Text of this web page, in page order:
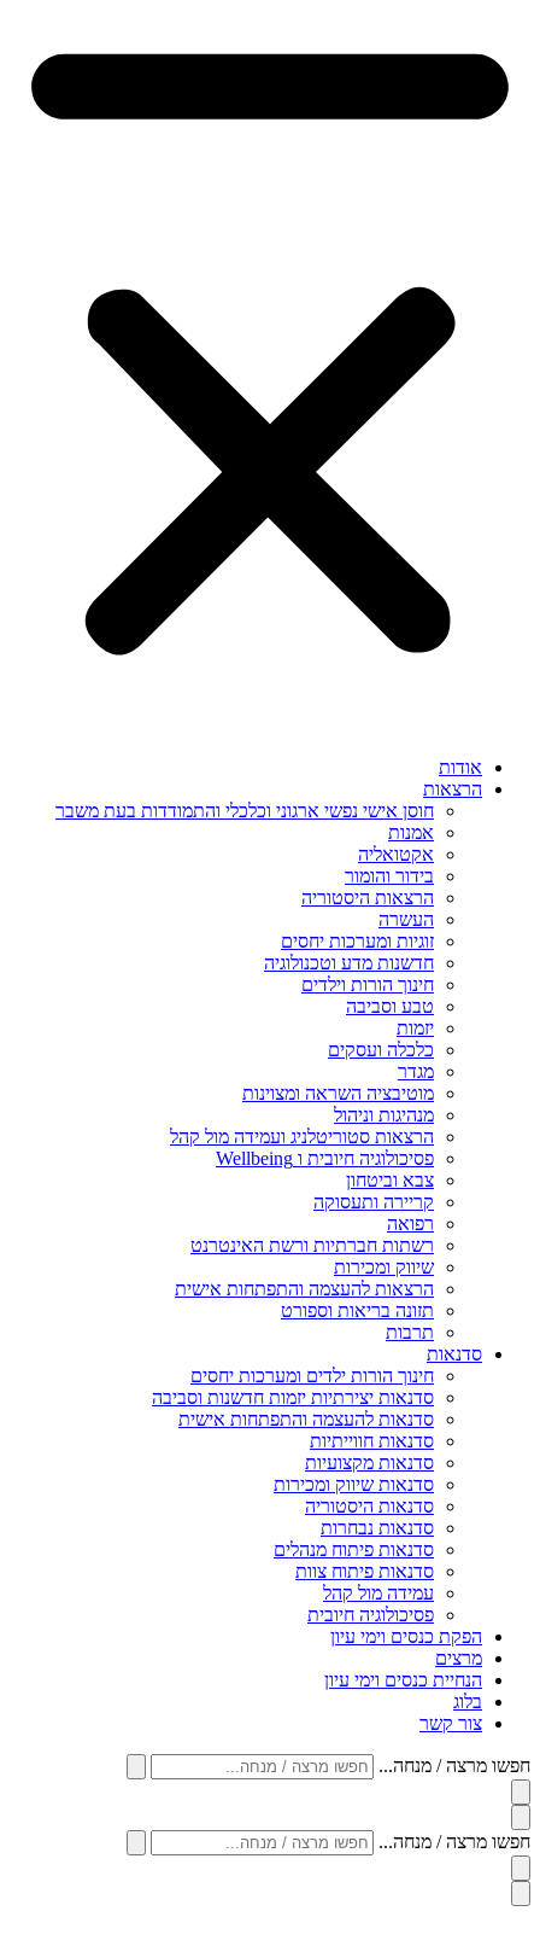
אודות
הרצאות
חוסן אישי נפשי ארגוני וכלכלי והתמודדות בעת משבר
אמנות
אקטואליה
בידור והומור
הרצאות היסטוריה
העשרה
זוגיות ומערכות יחסים
חדשנות מדע וטכנולוגיה
חינוך הורות וילדים
טבע וסביבה
יזמות
כלכלה ועסקים
מגדר
מוטיבציה השראה ומצוינות
מנהיגות וניהול
הרצאות סטוריטלניג ועמידה מול קהל
פסיכולוגיה חיובית ו Wellbeing
צבא וביטחון
קריירה ותעסוקה
רפואה
רשתות חברתיות ורשת האינטרנט
שיווק ומכירות
הרצאות להעצמה והתפתחות אישית
תזונה בריאות וספורט
תרבות
סדנאות
חינוך הורות ילדים ומערכות יחסים
סדנאות יצירתיות יזמות חדשנות וסביבה
סדנאות להעצמה והתפתחות אישית
סדנאות חווייתיות
סדנאות מקצועיות
סדנאות שיווק ומכירות
סדנאות היסטוריה
סדנאות נבחרות
סדנאות פיתוח מנהלים
סדנאות פיתוח צוות
עמידה מול קהל
פסיכולוגיה חיובית
הפקת כנסים וימי עיון
מרצים
הנחיית כנסים וימי עיון
בלוג
צור קשר
חפשו מרצה / מנחה...
חפשו מרצה / מנחה...